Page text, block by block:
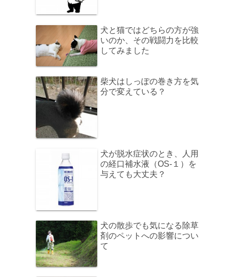
犬と猫ではどちらの方が強
いのか、その戦闘力を比較
してみました
柴犬はしっぽの巻き方を気
分で変えている？
犬が脱水症状のとき、人用
の経口補水液（OS-１）を
与えても大丈夫？
犬の散歩でも気になる除草
剤のペットへの影響につい
て